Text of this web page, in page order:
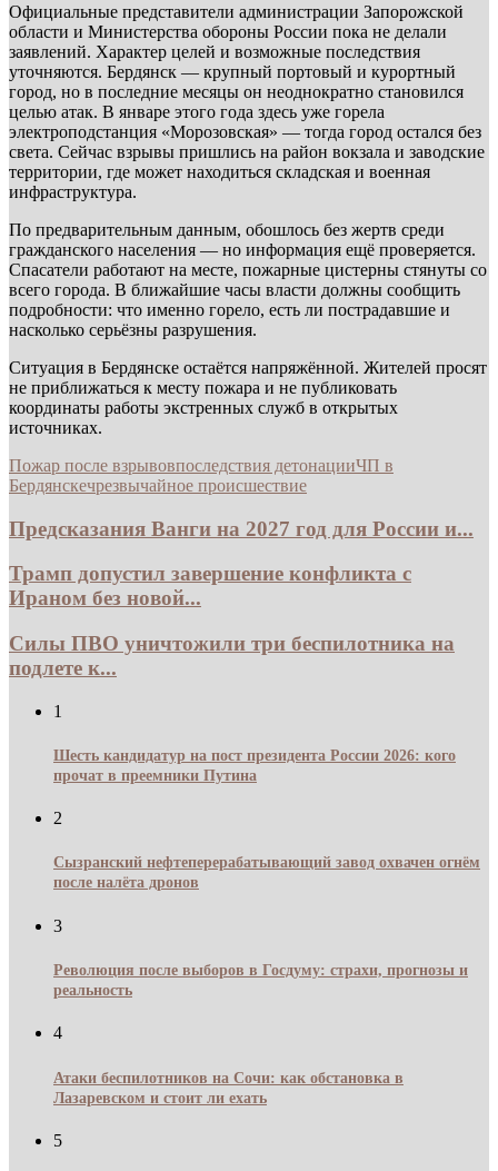
Официальные представители администрации Запорожской
области и Министерства обороны России пока не делали
заявлений. Характер целей и возможные последствия
уточняются. Бердянск — крупный портовый и курортный
город, но в последние месяцы он неоднократно становился
целью атак. В январе этого года здесь уже горела
электроподстанция «Морозовская» — тогда город остался без
света. Сейчас взрывы пришлись на район вокзала и заводские
территории, где может находиться складская и военная
инфраструктура.
По предварительным данным, обошлось без жертв среди
гражданского населения — но информация ещё проверяется.
Спасатели работают на месте, пожарные цистерны стянуты со
всего города. В ближайшие часы власти должны сообщить
подробности: что именно горело, есть ли пострадавшие и
насколько серьёзны разрушения.
Ситуация в Бердянске остаётся напряжённой. Жителей просят
не приближаться к месту пожара и не публиковать
координаты работы экстренных служб в открытых
источниках.
Пожар после взрывовпоследствия детонацииЧП в
Бердянскечрезвычайное происшествие
Предсказания Ванги на 2027 год для России и...
Трамп допустил завершение конфликта с
Ираном без новой...
Силы ПВО уничтожили три беспилотника на
подлете к...
1
Шесть кандидатур на пост президента России 2026: кого
прочат в преемники Путина
2
Сызранский нефтеперерабатывающий завод охвачен огнём
после налёта дронов
3
Революция после выборов в Госдуму: страхи, прогнозы и
реальность
4
Атаки беспилотников на Сочи: как обстановка в
Лазаревском и стоит ли ехать
5